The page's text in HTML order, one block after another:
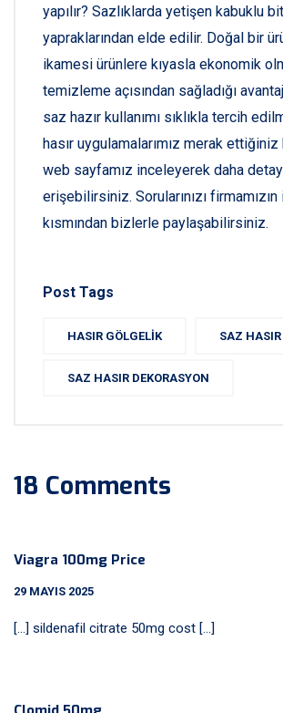
yapılır? Sazlıklarda yetişen kabuklu
yapraklarından elde edilir. Doğal bir
ikamesi ürünlere kıyasla ekonomik
temizleme açısından sağladığı
saz hazır kullanımı sıklıkla tercih
hasır uygulamalarımız merak
web sayfamız inceleyerek daha
erişebilirsiniz. Sorularınızı
kısmından bizlerle paylaşabilirsiniz.
Post Tags
HASIR GÖLGELIK SAZ HASIR
SAZ HASIR DEKORASYON
18 Comments
Viagra 100mg Price
29 MAYIS 2025
[…] sildenafil citrate 50mg cost […]